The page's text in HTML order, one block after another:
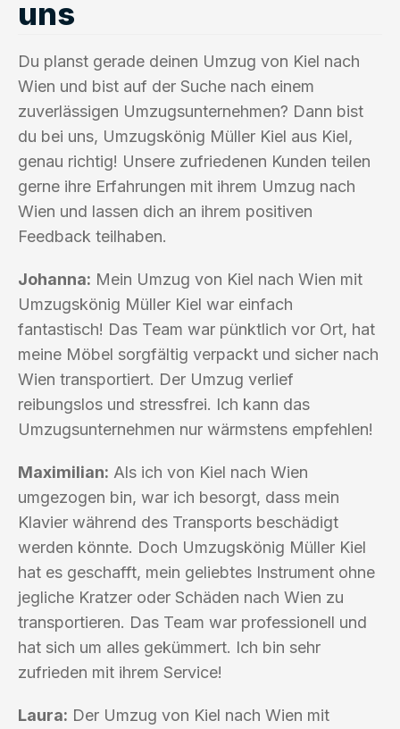
uns
Du planst gerade deinen Umzug von Kiel nach
Wien und bist auf der Suche nach einem
zuverlässigen Umzugsunternehmen? Dann bist
du bei uns, Umzugskönig Müller Kiel aus Kiel,
genau richtig! Unsere zufriedenen Kunden teilen
gerne ihre Erfahrungen mit ihrem Umzug nach
Wien und lassen dich an ihrem positiven
Feedback teilhaben.
Johanna: Mein Umzug von Kiel nach Wien mit
Umzugskönig Müller Kiel war einfach
fantastisch! Das Team war pünktlich vor Ort, hat
meine Möbel sorgfältig verpackt und sicher nach
Wien transportiert. Der Umzug verlief
reibungslos und stressfrei. Ich kann das
Umzugsunternehmen nur wärmstens empfehlen!
Maximilian: Als ich von Kiel nach Wien
umgezogen bin, war ich besorgt, dass mein
Klavier während des Transports beschädigt
werden könnte. Doch Umzugskönig Müller Kiel
hat es geschafft, mein geliebtes Instrument ohne
jegliche Kratzer oder Schäden nach Wien zu
transportieren. Das Team war professionell und
hat sich um alles gekümmert. Ich bin sehr
zufrieden mit ihrem Service!
Laura: Der Umzug von Kiel nach Wien mit